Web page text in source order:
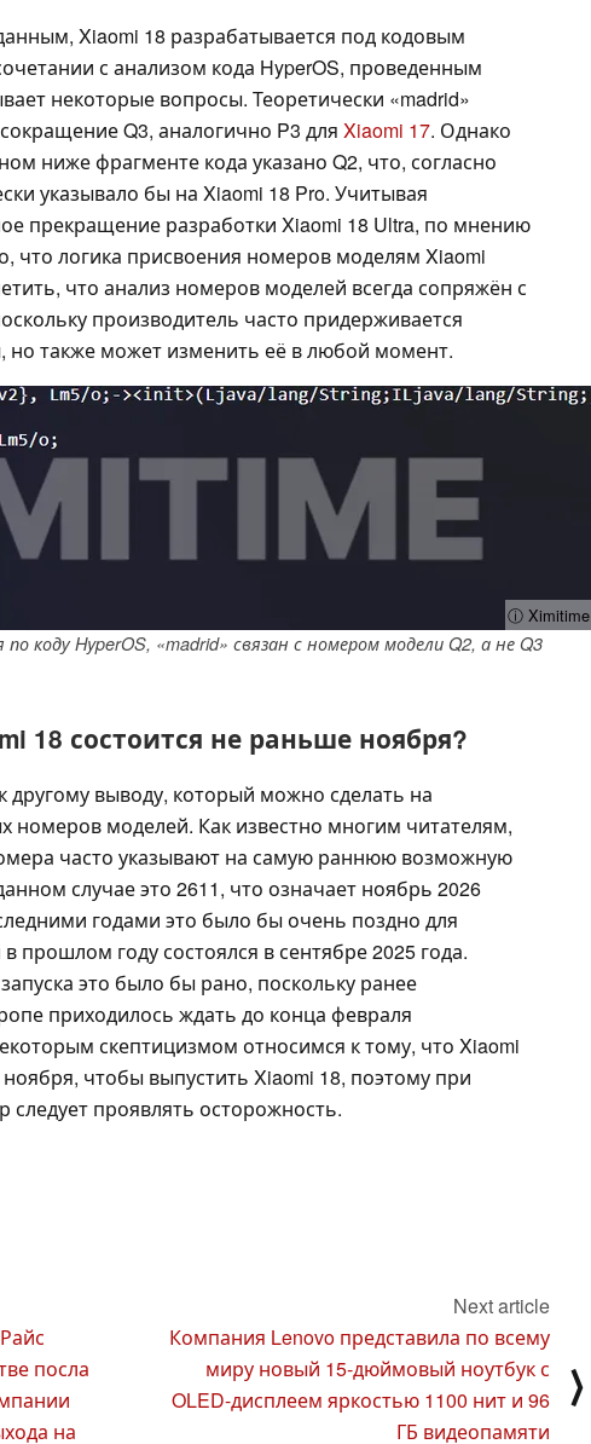
Xiaomi 18 разрабатывается под кодовым
с анализом кода HyperOS, проведенным
некоторые вопросы. Теоретически «madrid»
Q3, аналогично P3 для Xiaomi 17. Однако
ниже фрагменте кода указано Q2, что, согласно
указывало бы на Xiaomi 18 Pro. Учитывая
прекращение разработки Xiaomi 18 Ultra, по мнению
что логика присвоения номеров моделям Xiaomi
что анализ номеров моделей всегда сопряжён с
производитель часто придерживается
но также может изменить её в любой момент.
ⓘ Ximitime
коду HyperOS, «madrid» связан с номером модели Q2, а не Q3
18 состоится не раньше ноября?
другому выводу, который можно сделать на
номеров моделей. Как известно многим читателям,
часто указывают на самую раннюю возможную
случае это 2611, что означает ноябрь 2026
годами это было бы очень поздно для
прошлом году состоялся в сентябре 2025 года.
это было бы рано, поскольку ранее
приходилось ждать до конца февраля
скептицизмом относимся к тому, что Xiaomi
чтобы выпустить Xiaomi 18, поэтому при
следует проявлять осторожность.
посла
на
Next article
Компания Lenovo представила по всему
миру новый 15-дюймовый ноутбук с
OLED-дисплеем яркостью 1100 нит и 96
ГБ видеопамяти
⟩